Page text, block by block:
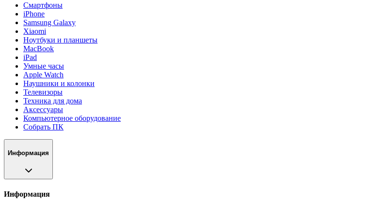
Смартфоны
iPhone
Samsung Galaxy
Xiaomi
Ноутбуки и планшеты
MacBook
iPad
Умные часы
Apple Watch
Наушники и колонки
Телевизоры
Техника для дома
Аксессуары
Компьютерное оборудование
Собрать ПК
Информация
Информация